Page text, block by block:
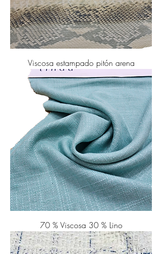
Viscosa estampado pitón arena
70 % Viscosa 30 % Lino